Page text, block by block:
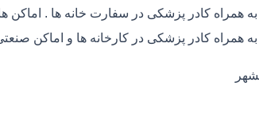
به همراه کادر پزشکی در سفارت خانه ها .
به همراه کادر پزشکی در کارخانه ها و اماکن